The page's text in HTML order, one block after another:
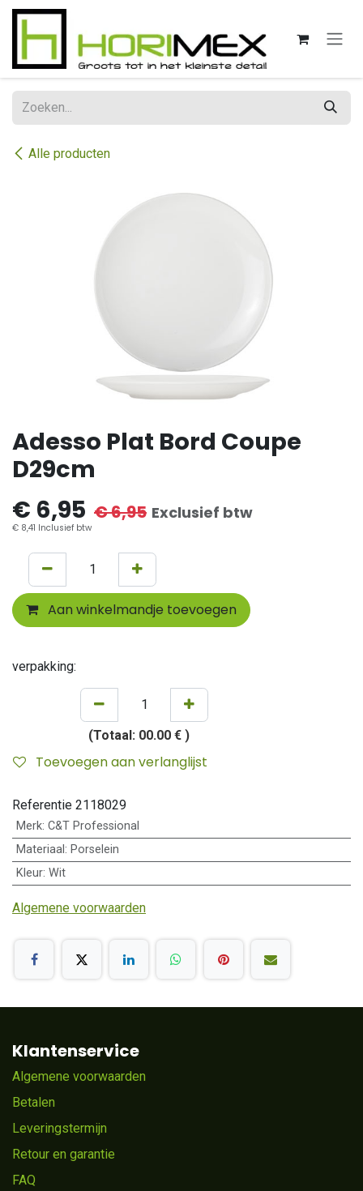
Overslaan naar inhoud
Alle producten
Adesso Plat Bord Coupe
D29cm
€ 6,95 €6,95 Exclusief btw
€ 8,41 Inclusief btw
Aan winkelmandje toevoegen
verpakking:
(Totaal: 00.00 € )
Toevoegen aan verlanglijst
Referentie 2118029
Merk: C&T Professional
Materiaal : Porselein
Kleur: Wit
Algemene voorwaarden
Klantenservice
Algemene voorwaarden
Betalen
Leveringstermijn
Retour en garantie
FAQ